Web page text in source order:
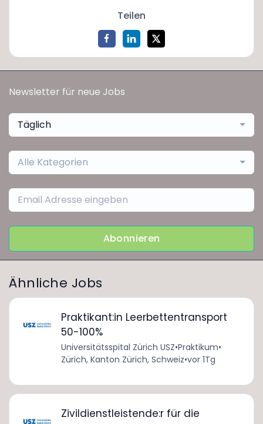
Teilen
Newsletter für neue Jobs
Täglich
Alle Kategorien
Abonnieren
Ähnliche Jobs
Praktikant:in Leerbettentransport
50-100%
Universitätsspital Zürich USZ•Praktikum•
Zürich, Kanton Zürich, Schweiz•vor 1Tg
Zivildienstleistende:r für die